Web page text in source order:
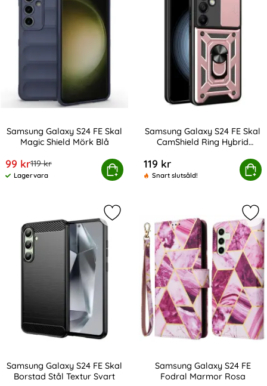
Samsung Galaxy S24 FE Skal
Magic Shield Mörk Blå
rea pris
99 krtidigare pris
119 kr
Tillgänglighet:
Lagervara
Köp
Galaxy S24 FE Skal Magic Shield Mörk Blå
Samsung Galaxy S24 FE Skal
CamShield Ring Hybrid
119 kr
Snart slutsåld!
Köp
Samsung Galaxy S24 FE Skal
Samsung Galaxy S24 FE Skal
Borstad Stål Textur Svart
Markera samsung Galaxy S24 FE
Samsung Galaxy S24 FE
Fodral Marmor Rosa